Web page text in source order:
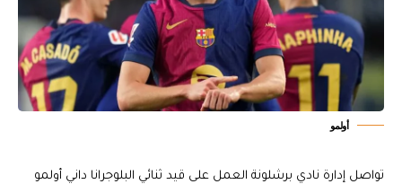
أولمو
تواصل إدارة نادي برشلونة العمل على قيد ثنائي البلوجرانا داني أولمو